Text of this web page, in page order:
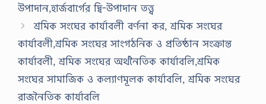
উপাদান,হার্জবার্গের দ্বি-উপাদান তত্ত্ব
শ্রমিক সংঘের কার্যাবলী বর্ণনা কর, শ্রমিক সংঘের
কার্যাবলী,শ্রমিক সংঘের সাংগঠনিক ও প্রতিষ্ঠান সংক্রান্ত
কার্যাবলী, শ্রমিক সংঘের অর্থনৈতিক কার্যাবলি,শ্রমিক
সংঘের সামাজিক ও কল্যাণমূলক কার্যাবলি, শ্রমিক সংঘের
রাজনৈতিক কার্যাবলি